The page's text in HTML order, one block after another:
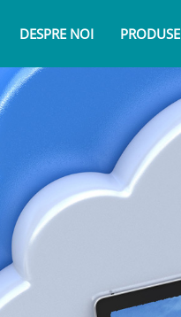
DESPRE NOI PRODUSE